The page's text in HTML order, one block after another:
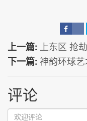
上一篇:
上东区 抢
下一篇: 神韵环球
评论